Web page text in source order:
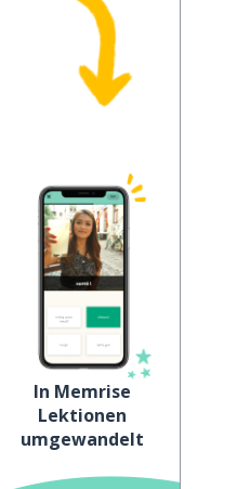
In Memrise
Lektionen
umgewandelt